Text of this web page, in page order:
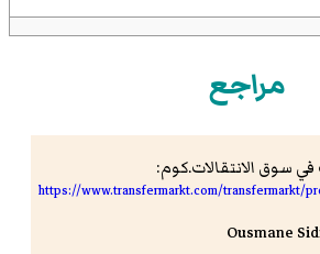
مراجع
سوق الانتقالات.كوم:
https://www.transfermarkt.com/transfermarkt/